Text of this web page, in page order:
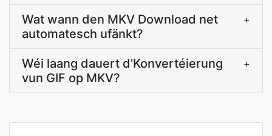
Wat wann den MKV Download net
automatesch ufänkt?
+
Wéi laang dauert d'Konvertéierung
vun GIF op MKV?
+